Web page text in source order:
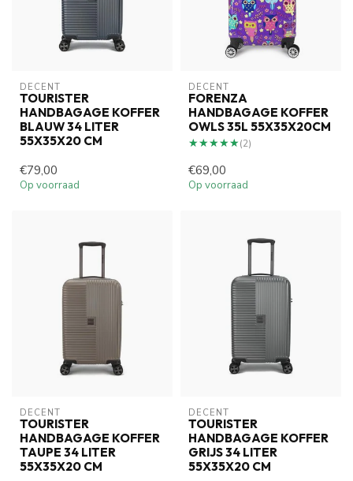
DECENT
TOURISTER
HANDBAGAGE KOFFER
BLAUW 34 LITER
55X35X20 CM
€79,00
Op voorraad
DECENT
FORENZA
HANDBAGAGE KOFFER
OWLS 35L 55X35X20CM
★★★★★
★★★★★(2)
€69,00
Op voorraad
DECENT
TOURISTER
HANDBAGAGE KOFFER
TAUPE 34 LITER
55X35X20 CM
DECENT
TOURISTER
HANDBAGAGE KOFFER
GRIJS 34 LITER
55X35X20 CM